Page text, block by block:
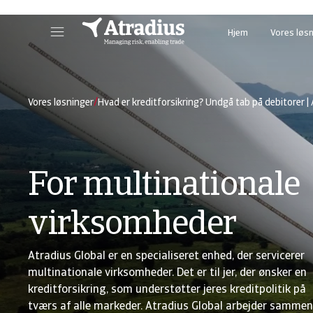
Hjem Vores
Vores løsninger/Hvad er kreditforsikring? Undgå tab på debitorer |
For multinationale
virksomheder
Atradius Global er en specialiseret enhed, der servicerer
multinationale virksomheder. Det er til jer, der ønsker en
kreditforsikring, som understøtter jeres kreditpolitik på
tværs af alle markeder. Atradius Global arbejder sammen